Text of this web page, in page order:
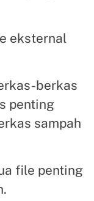
eksternal
berkas
penting
sampah
file penting